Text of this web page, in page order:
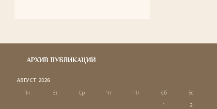
АРХИВ ПУБЛИКАЦИЙ
АВГУСТ 2026
Пн
Вт Ср Чт Пт Сб
Вс
1
2